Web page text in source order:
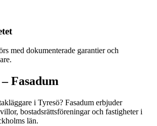
med dokumenterade garantier och
– Fasadum
i Tyresö? Fasadum erbjuder
bostadsrättsföreningar och fastigheteri
län.